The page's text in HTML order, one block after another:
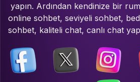
yapın. Ardından kendinize bir
online sohbet, seviyeli sohbet,
sohbet, kaliteli chat, canlı chat